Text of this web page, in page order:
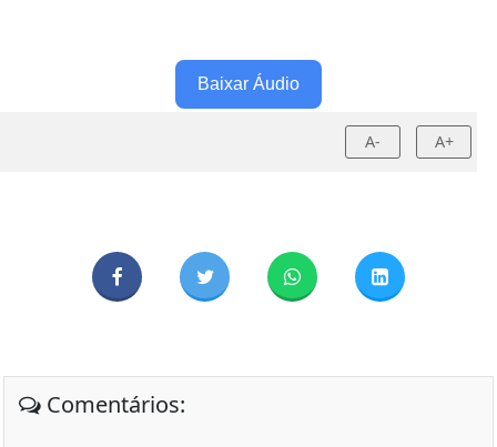
Baixar Áudio
A- A+
Comentários: